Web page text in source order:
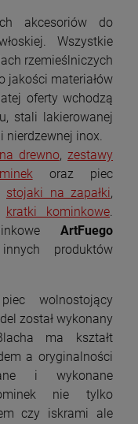
6137-
4 099,00 zł
3 689,10 zł
ECO
akcesoriów do
Wszystkie
rzemieślniczych
jakości materiałów
oferty wchodzą
stali lakierowanej
nierdzewnej inox.
drewno,zestawy
oraz piec
stojaki na zapałki,
kratki kominkowe.
ArtFuego
produktów
wolnostojący
został wykonany
ma kształt
a oryginalności
i wykonane
nie tylko
czy iskrami ale